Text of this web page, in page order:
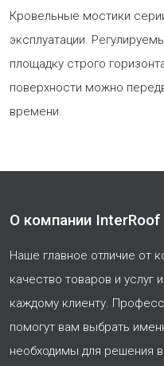
Кровельные мостики
эксплуатации.
площадку строго
поверхности можно
времени.
О компании InterRoof
Наше главное отличие от
качество товаров и услуг
каждому клиенту.
помогут вам выбрать
необходимы для решения